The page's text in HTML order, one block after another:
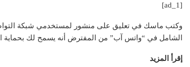
[ad_1]
وكتب ماسك في تعليق على منشور لمستخدمي شبكة
الشامل في “واتس آب” من المفترض أنه يسمح لك بحماية
إقرأ المزيد